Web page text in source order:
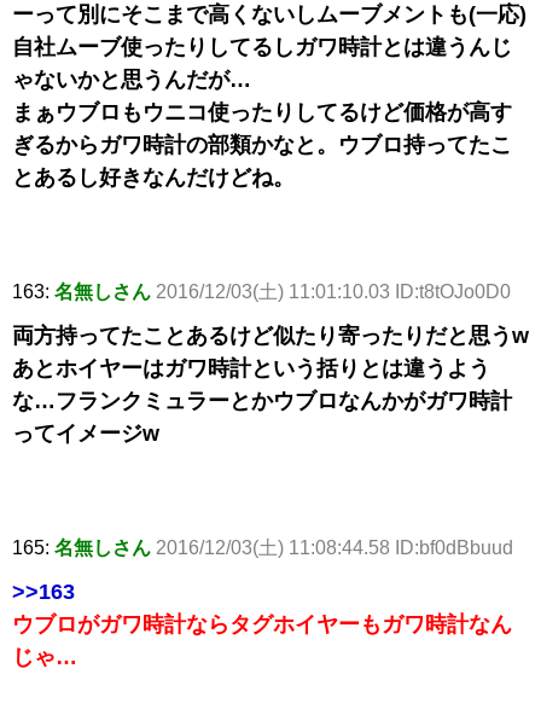
ーって別にそこまで高くないしムーブメントも(一応)
自社ムーブ使ったりしてるしガワ時計とは違うんじ
ゃないかと思うんだが…
まぁウブロもウニコ使ったりしてるけど価格が高す
ぎるからガワ時計の部類かなと。ウブロ持ってたこ
とあるし好きなんだけどね。
163: 名無しさん 2016/12/03(土) 11:01:10.03 ID:t8tOJo0D0
両方持ってたことあるけど似たり寄ったりだと思うw
あとホイヤーはガワ時計という括りとは違うよう
な…フランクミュラーとかウブロなんかがガワ時計
ってイメージw
165: 名無しさん 2016/12/03(土) 11:08:44.58 ID:bf0dBbuud
>>163
ウブロがガワ時計ならタグホイヤーもガワ時計なん
じゃ…